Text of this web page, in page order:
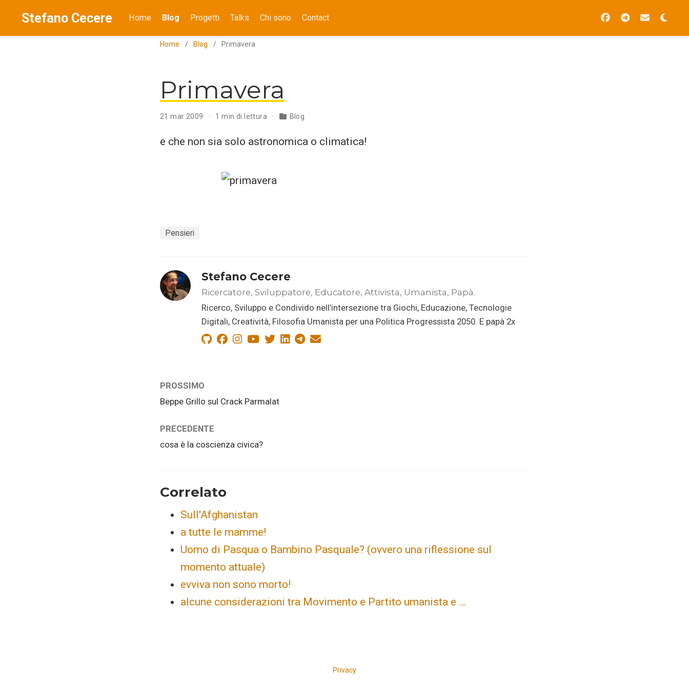
Stefano Cecere Home Blog Progetti Talks Chi sono Contact
Home Blog Primavera
Primavera
21 mar 2009 1 min di lettura Blog
e che non sia solo astronomica o climatica!
Pensieri
Stefano Cecere
Ricercatore, Sviluppatore, Educatore, Attivista, Umanista, Papà.
Ricerco, Sviluppo e Condivido nell’intersezione tra Giochi, Educazione, Tecnologie
Digitali, Creatività, Filosofia Umanista per una Politica Progressista 2050. E papà 2x
PROSSIMO
Beppe Grillo sul Crack Parmalat
PRECEDENTE
cosa è la coscienza civica?
Correlato
Sull'Afghanistan
a tutte le mamme!
Uomo di Pasqua o Bambino Pasquale? (ovvero una riflessione sul
momento attuale)
evviva non sono morto!
alcune considerazioni tra Movimento e Partito umanista e …
Privacy